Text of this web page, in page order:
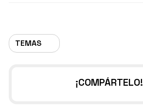
TEMAS
¡COMPÁRTELO!